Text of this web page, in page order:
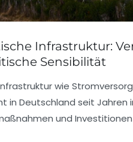
Infrastruktur:
Sensibilität
wie
in Deutschland seit Jahren
und